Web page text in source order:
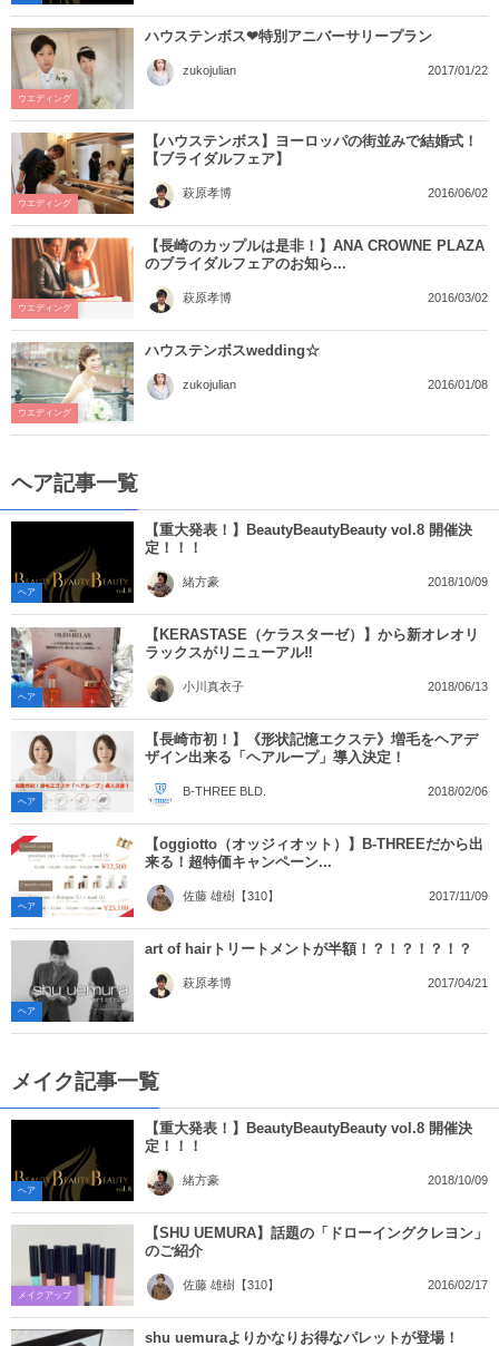
ウエディング
ハウステンボス❤特別アニバーサリープラン
zukojulian 2017/01/22
ウエディング
【ハウステンボス】ヨーロッパの街並みで結婚式！
【ブライダルフェア】
萩原孝博 2016/06/02
ウエディング
【長崎のカップルは是非！】ANA CROWNE PLAZA
のブライダルフェアのお知ら...
萩原孝博 2016/03/02
ウエディング
ハウステンボスwedding☆
zukojulian 2016/01/08
ヘア記事一覧
ヘア
【重大発表！】BeautyBeautyBeauty vol.8 開催決
定！！！
緒方豪 2018/10/09
ヘア
【KERASTASE（ケラスターゼ）】から新オレオリ
ラックスがリニューアル‼︎
小川真衣子 2018/06/13
ヘア
【長崎市初！】《形状記憶エクステ》増毛をヘアデ
ザイン出来る「ヘアループ」導入決定！
B-THREE BLD. 2018/02/06
ヘア
【oggiotto（オッジィオット）】B-THREEだから出
来る！超特価キャンペーン...
佐藤 雄樹【310】 2017/11/09
ヘア
art of hairトリートメントが半額！？！？！？！？
萩原孝博 2017/04/21
メイク記事一覧
ヘア
【重大発表！】BeautyBeautyBeauty vol.8 開催決
定！！！
緒方豪 2018/10/09
メイクアップ
【SHU UEMURA】話題の「ドローイングクレヨン」
のご紹介
佐藤 雄樹【310】 2016/02/17
shu uemuraよりかなりお得なパレットが登場！